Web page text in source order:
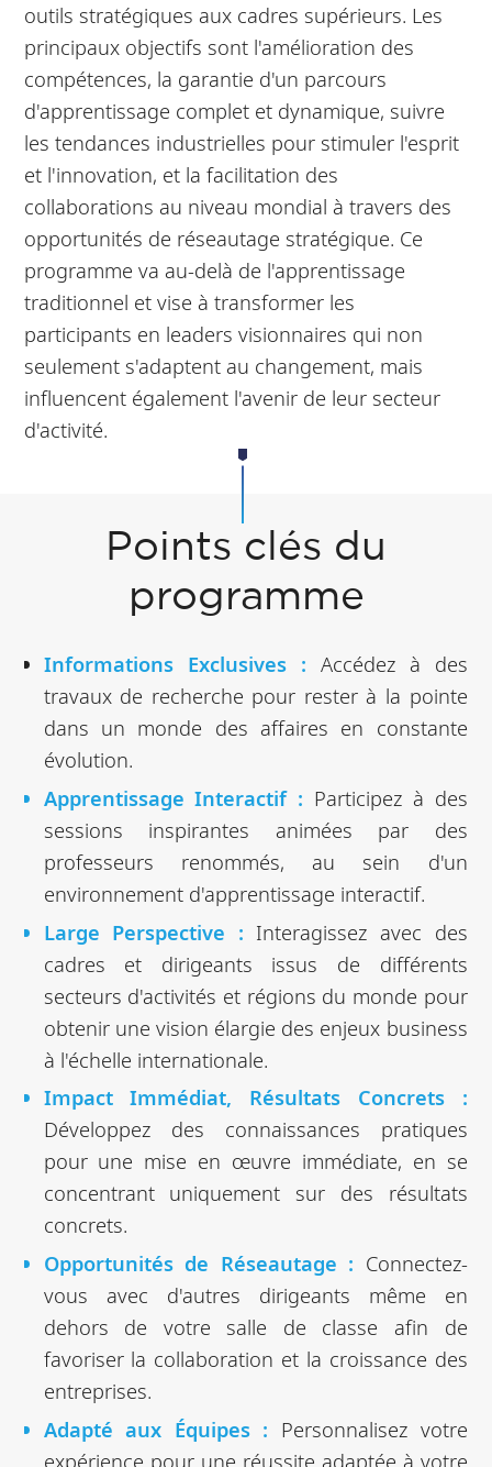
outils stratégiques aux cadres supérieurs. Les
principaux objectifs sont l'amélioration des
compétences, la garantie d'un parcours
d'apprentissage complet et dynamique, suivre
les tendances industrielles pour stimuler l'esprit
et l'innovation, et la facilitation des
collaborations au niveau mondial à travers des
opportunités de réseautage stratégique. Ce
programme va au-delà de l'apprentissage
traditionnel et vise à transformer les
participants en leaders visionnaires qui non
seulement s'adaptent au changement, mais
influencent également l'avenir de leur secteur
d'activité.
Points clés du
programme
Informations Exclusives : Accédez à des
travaux de recherche pour rester à la pointe
dans un monde des affaires en constante
évolution.
Apprentissage Interactif : Participez à des
sessions inspirantes animées par des
professeurs renommés, au sein d'un
environnement d'apprentissage interactif.
Large Perspective : Interagissez avec des
cadres et dirigeants issus de différents
secteurs d'activités et régions du monde pour
obtenir une vision élargie des enjeux business
à l'échelle internationale.
Impact Immédiat, Résultats Concrets :
Développez des connaissances pratiques
pour une mise en œuvre immédiate, en se
concentrant uniquement sur des résultats
concrets.
Opportunités de Réseautage : Connectez-
vous avec d'autres dirigeants même en
dehors de votre salle de classe afin de
favoriser la collaboration et la croissance des
entreprises.
Adapté aux Équipes : Personnalisez votre
expérience pour une réussite adaptée à votre